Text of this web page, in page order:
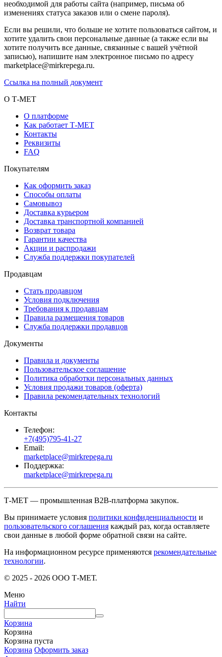
необходимой для работы сайта (например, письма об
изменениях статуса заказов или о смене пароля).
Если вы решили, что больше не хотите пользоваться сайтом, и
хотите удалить свои персональные данные (а также если вы
хотите получить все данные, связанные с вашей учётной
записью), напишите нам электронное письмо по адресу
marketplace@mirkrepega.ru.
Ссылка на полный документ
О Т-МЕТ
О платформе
Как работает Т-МЕТ
Контакты
Реквизиты
FAQ
Покупателям
Как оформить заказ
Способы оплаты
Самовывоз
Доставка курьером
Доставка транспортной компанией
Возврат товара
Гарантии качества
Акции и распродажи
Служба поддержки покупателей
Продавцам
Стать продавцом
Условия подключения
Требования к продавцам
Правила размещения товаров
Служба поддержки продавцов
Документы
Правила и документы
Пользовательское соглашение
Политика обработки персональных данных
Условия продажи товаров (оферта)
Правила рекомендательных технологий
Контакты
Телефон:
+7(495)795-41-27
Email:
marketplace@mirkrepega.ru
Поддержка:
marketplace@mirkrepega.ru
Т-МЕТ — промышленная B2B-платформа закупок.
Вы принимаете условия политики конфиденциальности и
пользовательского соглашения каждый раз, когда оставляете
свои данные в любой форме обратной связи на сайте.
На информационном ресурсе применяются рекомендательные
технологии.
© 2025 - 2026 ООО Т-МЕТ.
Меню
Найти
Корзина
Корзина
Корзина пуста
Корзина Оформить заказ